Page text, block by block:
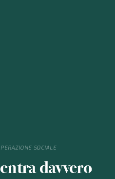
SOCIALE
davvero